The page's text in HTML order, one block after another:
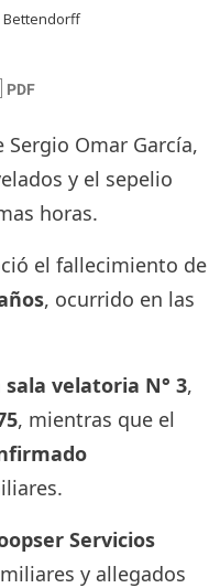
Bettendorff
Omar García,
y el sepelio
horas.
el fallecimiento de
, ocurrido en las
sala velatoria N° 3,
, mientras que el
Servicios
y allegados